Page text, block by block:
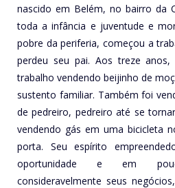
nascido em Belém, no bairro da
toda a infância e juventude e
pobre da periferia, começou a
perdeu seu pai. Aos treze
trabalho vendendo beijinho de
sustento familiar. Também foi
de pedreiro, pedreiro até se
vendendo gás em uma bicicleta
porta. Seu espírito
oportunidade e em
consideravelmente seus